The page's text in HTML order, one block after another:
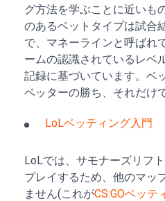
グ方法を学ぶことに近いも
のあるベットタイプは試合
で、マネーラインと呼ばれ
ームの認識されているレベ
記録に基づいています。ベ
ベッターの勝ち、それだけ
LoLベッティング入門
LoLでは、サモナーズリフ
プレイするため、他のマッ
ません(これがCS:GOベッテ